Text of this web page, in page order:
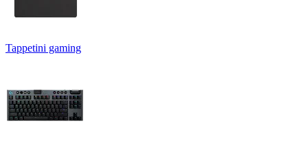
Tappetini gaming